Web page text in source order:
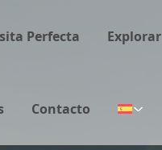
Perfecta Explorar
Contacto